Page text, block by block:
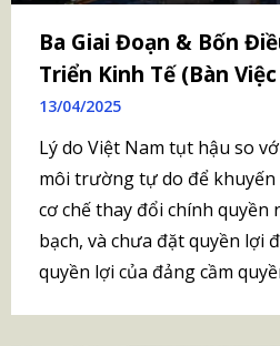
Ba Giai Đoạn & Bốn
Triển Kinh Tế (Bàn
13/04/2025
Lý do Việt Nam tụt hậu so
môi trường tự do để
cơ chế thay đổi chính quyền
bạch, và chưa đặt quyền lợi
quyền lợi của đảng cầm